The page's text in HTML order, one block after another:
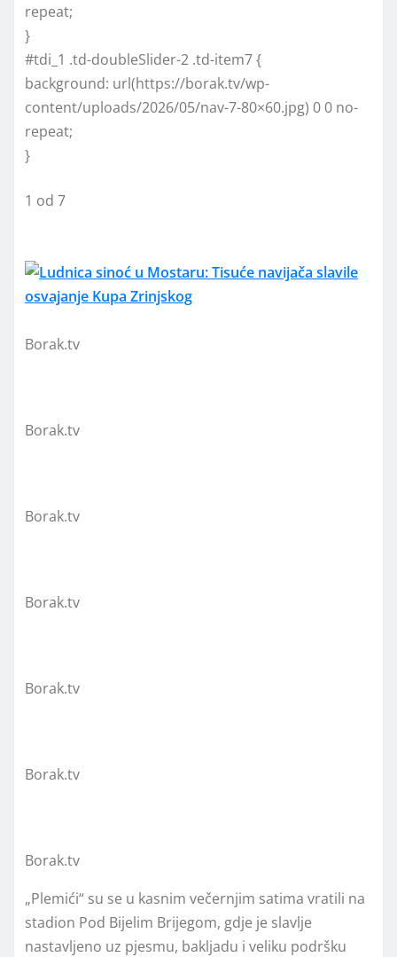
repeat;
}
#tdi_1 .td-doubleSlider-2 .td-item7 {
background: url(https://borak.tv/wp-
content/uploads/2026/05/nav-7-80×60.jpg) 0 0 no-
repeat;
}
1 od 7
Borak.tv
Borak.tv
Borak.tv
Borak.tv
Borak.tv
Borak.tv
Borak.tv
„Plemići“ su se u kasnim večernjim satima vratili na
stadion Pod Bijelim Brijegom, gdje je slavlje
nastavljeno uz pjesmu, bakljadu i veliku podršku